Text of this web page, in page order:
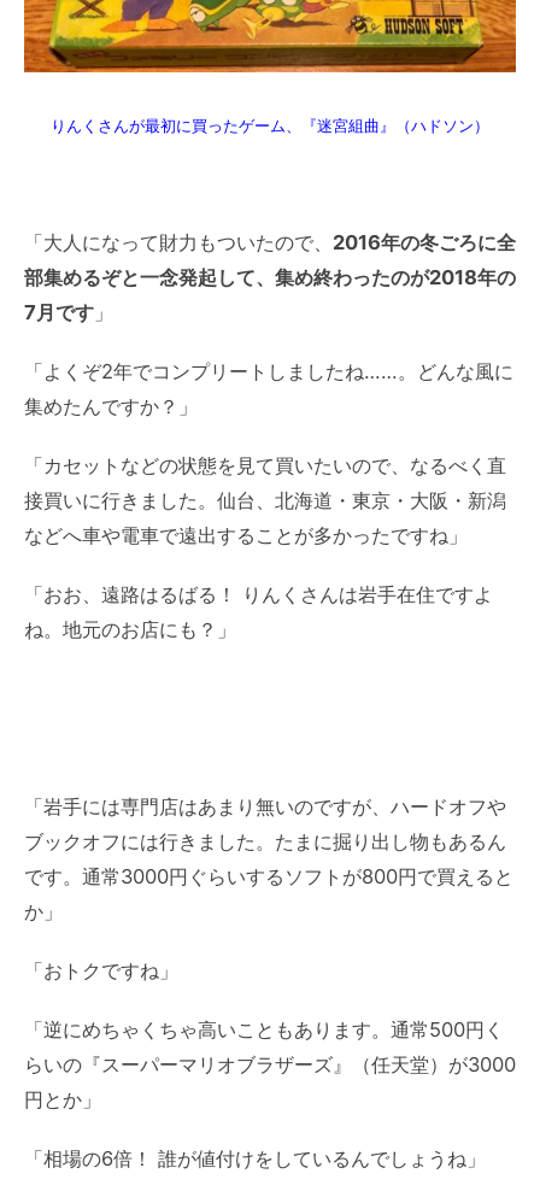
りんくさんが最初に買ったゲーム、『迷宮組曲』（ハドソン）
「大人になって財力もついたので、 2016年の冬ごろに全
部集めるぞと一念発起して、集め終わったのが2018年の
7月です 」
「よくぞ2年でコンプリートしましたね……。どんな風に
集めたんですか？」
「カセットなどの状態を見て買いたいので、なるべく直
接買いに行きました。仙台、北海道・東京・大阪・新潟
などへ車や電車で遠出することが多かったですね」
「おお、遠路はるばる！ りんくさんは岩手在住ですよ
ね。地元のお店にも？」
「岩手には専門店はあまり無いのですが、ハードオフや
ブックオフには行きました。たまに掘り出し物もあるん
です。通常3000円ぐらいするソフトが800円で買えると
か」
「おトクですね」
「逆にめちゃくちゃ高いこともあります。通常500円く
らいの『スーパーマリオブラザーズ』（任天堂）が3000
円とか」
「相場の6倍！ 誰が値付けをしているんでしょうね」